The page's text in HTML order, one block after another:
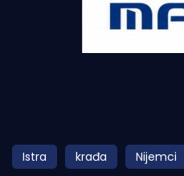
Pomorstvo
Istra krađa Nijemci